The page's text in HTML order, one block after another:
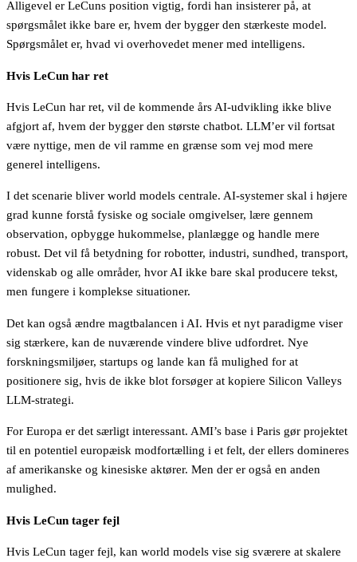
Alligevel er LeCuns position vigtig, fordi han insisterer på, at
spørgsmålet ikke bare er, hvem der bygger den stærkeste model.
Spørgsmålet er, hvad vi overhovedet mener med intelligens.
Hvis LeCun har ret
Hvis LeCun har ret, vil de kommende års AI-udvikling ikke blive
afgjort af, hvem der bygger den største chatbot. LLM’er vil fortsat
være nyttige, men de vil ramme en grænse som vej mod mere
generel intelligens.
I det scenarie bliver world models centrale. AI-systemer skal i højere
grad kunne forstå fysiske og sociale omgivelser, lære gennem
observation, opbygge hukommelse, planlægge og handle mere
robust. Det vil få betydning for robotter, industri, sundhed, transport,
videnskab og alle områder, hvor AI ikke bare skal producere tekst,
men fungere i komplekse situationer.
Det kan også ændre magtbalancen i AI. Hvis et nyt paradigme viser
sig stærkere, kan de nuværende vindere blive udfordret. Nye
forskningsmiljøer, startups og lande kan få mulighed for at
positionere sig, hvis de ikke blot forsøger at kopiere Silicon Valleys
LLM-strategi.
For Europa er det særligt interessant. AMI’s base i Paris gør projektet
til en potentiel europæisk modfortælling i et felt, der ellers domineres
af amerikanske og kinesiske aktører. Men der er også en anden
mulighed.
Hvis LeCun tager fejl
Hvis LeCun tager fejl, kan world models vise sig sværere at skalere